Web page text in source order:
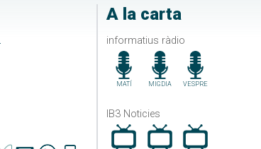
A la carta
informatius ràdio
MATÍ MIGDIA VESPRE
IB3 Noticies